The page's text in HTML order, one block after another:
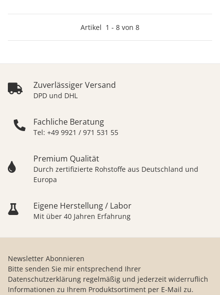
Artikel 1 - 8 von 8
Zuverlässiger Versand
DPD und DHL
Fachliche Beratung
Tel: +49 9921 / 971 531 55
Premium Qualität
Durch zertifizierte Rohstoffe aus Deutschland und
Europa
Eigene Herstellung / Labor
Mit über 40 Jahren Erfahrung
Newsletter Abonnieren
Bitte senden Sie mir entsprechend Ihrer
Datenschutzerklärung regelmäßig und jederzeit widerruflich
Informationen zu Ihrem Produktsortiment per E-Mail zu.